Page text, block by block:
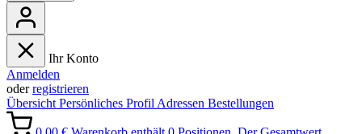
Ihr Konto
Anmelden
oderregistrieren
Übersicht Persönliches Profil Adressen Bestellungen